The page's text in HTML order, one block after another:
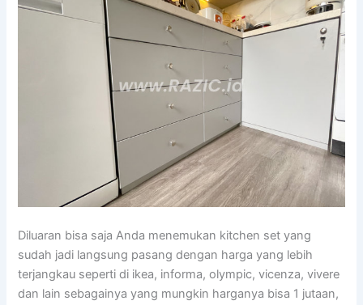
Diluaran bisa saja Anda menemukan kitchen set yang
sudah jadi langsung pasang dengan harga yang lebih
terjangkau seperti di ikea, informa, olympic, vicenza, vivere
dan lain sebagainya yang mungkin harganya bisa 1 jutaan,